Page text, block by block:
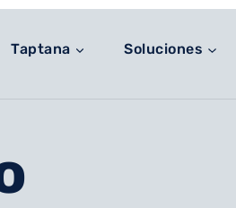
Taptana Soluciones